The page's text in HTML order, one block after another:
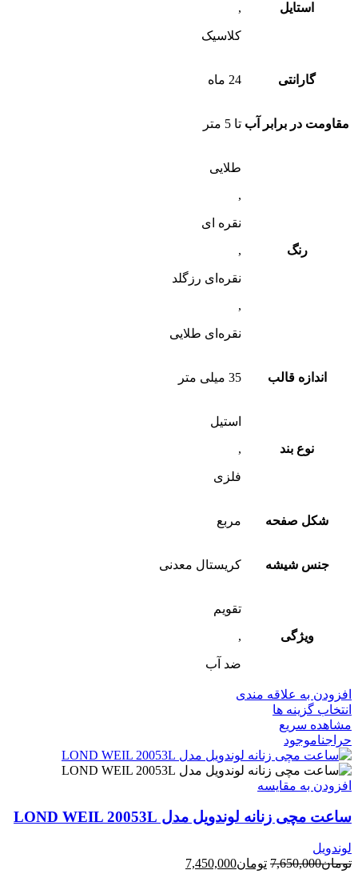
استایل ,
کلاسیک
گارانتی 24 ماه
مقاومت در برابر آب تا 5 متر
رنگ
طلایی
,
نقره ای
,
نقره‌ای رزگلد
,
نقره‌ای طلایی
اندازه قالب 35 میلی متر
نوع بند
استیل
,
فلزی
شکل صفحه مربع
جنس شیشه کریستال معدنی
ویژگی
تقویم
,
ضد آب
افزودن به علاقه مندی
انتخاب گزینه ها
مشاهده سریع
حراجناموجود
افزودن به مقایسه
ساعت مچی زنانه لوندویل مدل LOND WEIL 20053L
لوندویل
تومان7,650,000 تومان7,450,000